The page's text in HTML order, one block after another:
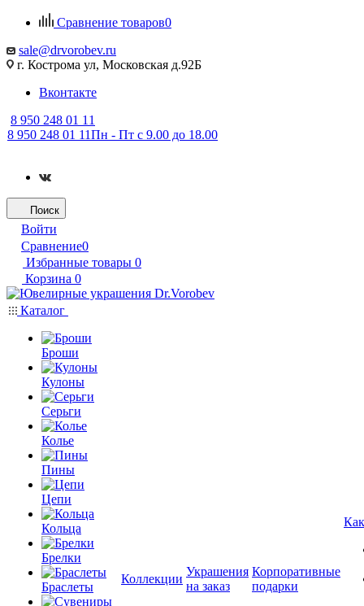
Сравнение товаров0
sale@drvorobev.ru
г. Кострома ул, Московская д.92Б
Вконтакте
8 950 248 01 11
8 950 248 01 11Пн - Пт с 9.00 до 18.00
Поиск
Войти
Сравнение0
Избранные товары 0
Корзина 0
Каталог
Броши
Кулоны
Серьги
Колье
Пины
Цепи
Кольца
Брелки
Браслеты
Коллекции
Украшения
на заказ
Корпоративные
подарки